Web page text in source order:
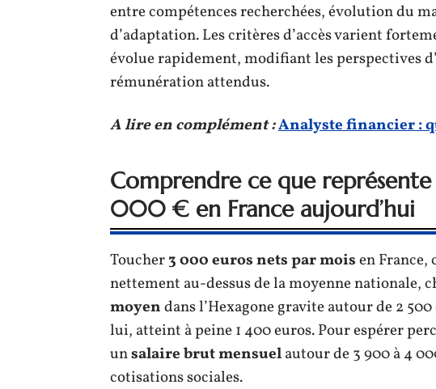
entre compétences recherchées, évolution du
d’adaptation. Les critères d’accès varient
évolue rapidement, modifiant les perspectives
rémunération attendus.
A lire en complément :Analyste financier :
Comprendre ce que
000 € en France aujourd’hui
Toucher3 000 euros nets par moisen France,
nettement au-dessus de la moyenne nationale,
moyendans l’Hexagone gravite autour de 2
lui, atteint à peine 1 400 euros. Pour espérer
unsalaire brut mensuelautour de 3 900 à 4
cotisations sociales.